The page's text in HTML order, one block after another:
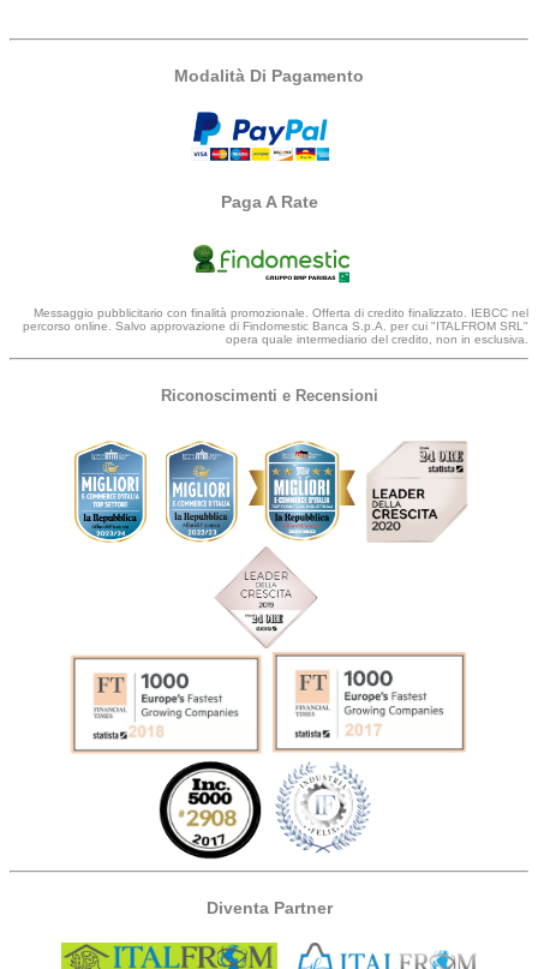
Modalità Di Pagamento
Paga A Rate
Messaggio pubblicitario con finalità promozionale. Offerta di credito finalizzato. IEBCC nel
percorso online. Salvo approvazione di Findomestic Banca S.p.A. per cui "ITALFROM SRL"
opera quale intermediario del credito, non in esclusiva.
Riconoscimenti e Recensioni
Diventa Partner